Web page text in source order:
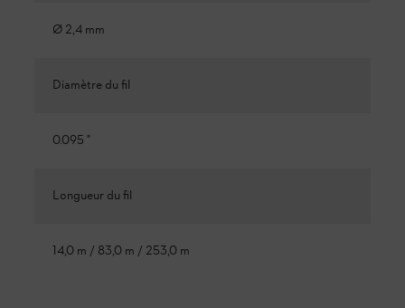
Ø 2,4 mm
Diamètre du fil
0.095 "
Longueur du fil
14,0 m / 83,0 m / 253,0 m